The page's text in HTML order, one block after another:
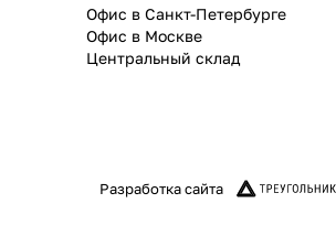
Офис в Санкт-Петербурге
Офис в Москве
Центральный склад
Разработка сайта